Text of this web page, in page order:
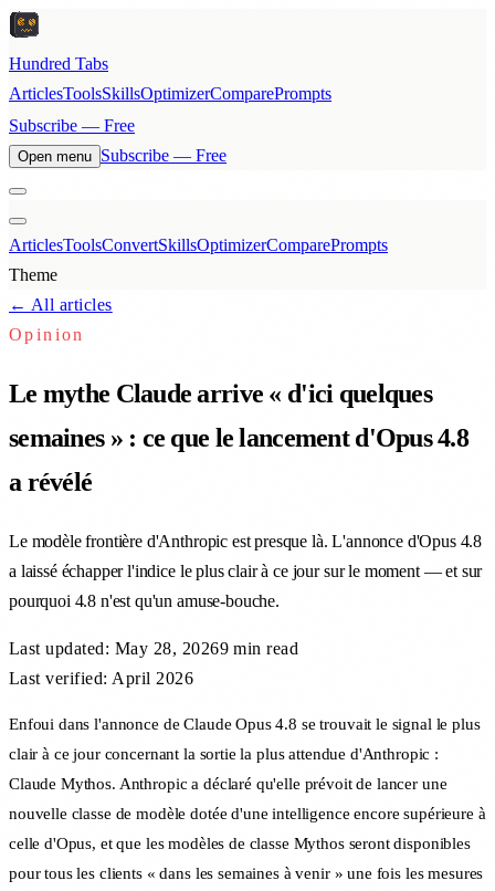
Hundred Tabs
ArticlesToolsSkillsOptimizerComparePrompts
Subscribe — Free
Open menu Subscribe — Free
ArticlesToolsConvertSkillsOptimizerComparePrompts
Theme
← All articles
Opinion
Le mythe Claude arrive « d'ici quelques
semaines » : ce que le lancement d'Opus 4.8
a révélé
Le modèle frontière d'Anthropic est presque là. L'annonce d'Opus 4.8
a laissé échapper l'indice le plus clair à ce jour sur le moment — et sur
pourquoi 4.8 n'est qu'un amuse-bouche.
Last updated: May 28, 20269 min read
Last verified: April 2026
Enfoui dans l'annonce de Claude Opus 4.8 se trouvait le signal le plus
clair à ce jour concernant la sortie la plus attendue d'Anthropic :
Claude Mythos. Anthropic a déclaré qu'elle prévoit de lancer une
nouvelle classe de modèle dotée d'une intelligence encore supérieure à
celle d'Opus, et que les modèles de classe Mythos seront disponibles
pour tous les clients « dans les semaines à venir » une fois les mesures